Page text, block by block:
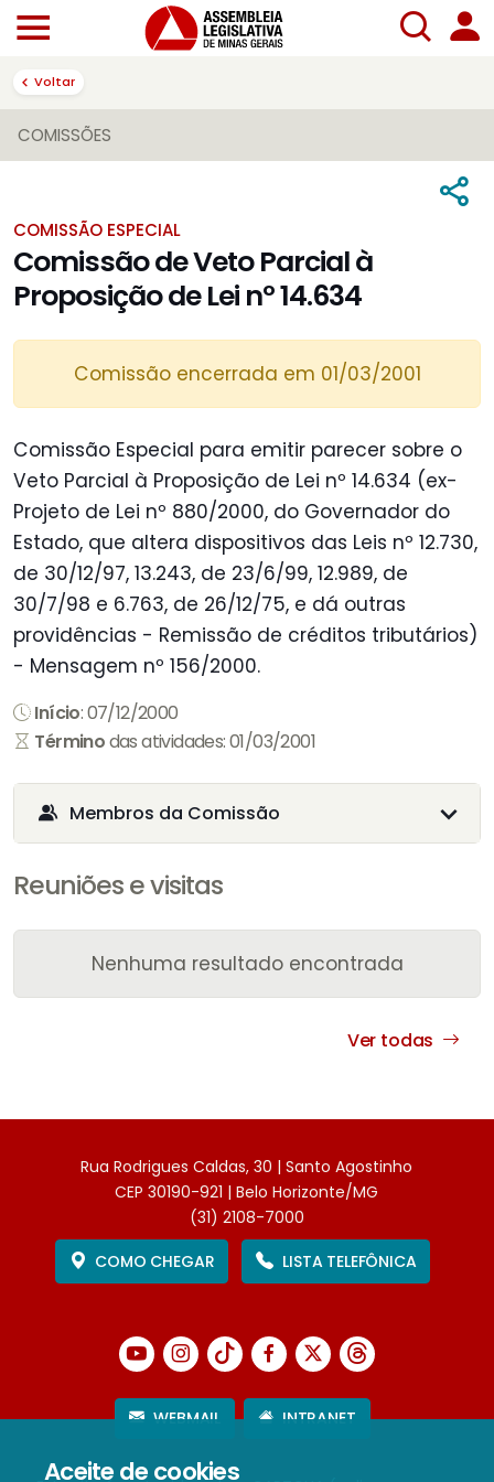
Aceite de cookies
Voltar
COMISSÕES
COMISSÃO ESPECIAL
Comissão de Veto Parcial à
Proposição de Lei nº 14.634
Comissão encerrada em 01/03/2001
Comissão Especial para emitir parecer sobre o
Veto Parcial à Proposição de Lei nº 14.634 (ex-
Projeto de Lei nº 880/2000, do Governador do
Estado, que altera dispositivos das Leis nº 12.730,
de 30/12/97, 13.243, de 23/6/99, 12.989, de
30/7/98 e 6.763, de 26/12/75, e dá outras
providências - Remissão de créditos tributários)
- Mensagem nº 156/2000.
Início: 07/12/2000
Términodas atividades: 01/03/2001
Membros da Comissão
Reuniões e visitas
Nenhuma resultado encontrada
Ver todas
Rua Rodrigues Caldas, 30 | Santo Agostinho
CEP 30190-921 | Belo Horizonte/MG
(31) 2108-7000
COMO CHEGAR
LISTA TELEFÔNICA
WEBMAIL INTRANET